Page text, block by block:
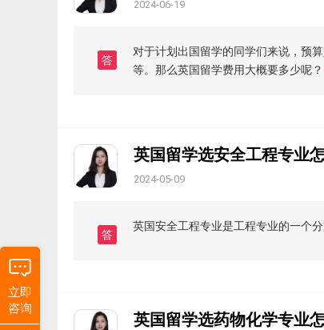
2024-06-19
答
对于计划出国留学的同学们来说，预
等。那么英国留学费用大概要多少呢？
英国留学选安全工程专业
2024-05-09
答
英国安全工程专业是工程专业的一个
英国留学选药物化学专业
立即
咨询